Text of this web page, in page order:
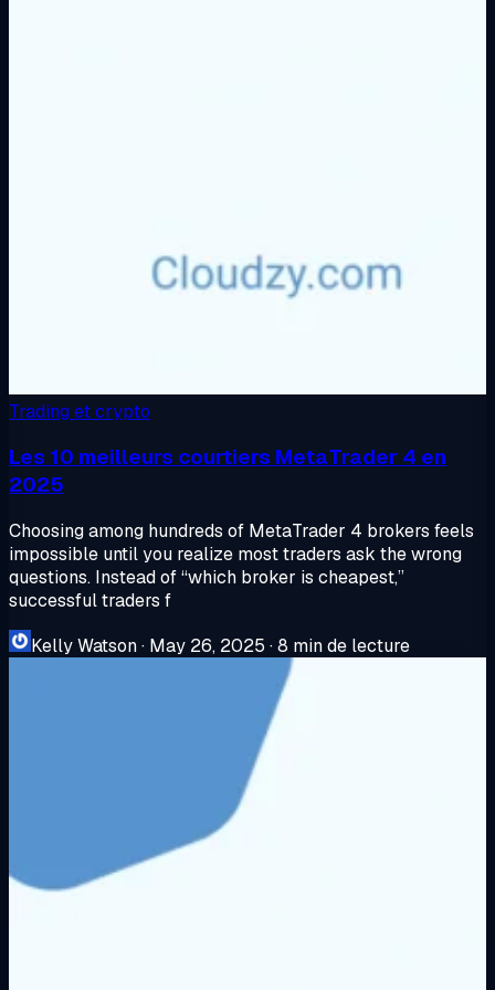
Trading et crypto
Les 10 meilleurs courtiers MetaTrader 4 en
2025
Choosing among hundreds of MetaTrader 4 brokers feels
impossible until you realize most traders ask the wrong
questions. Instead of “which broker is cheapest,”
successful traders f
Kelly Watson· May 26, 2025 ·8 min de lecture